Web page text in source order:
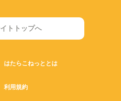
トトップへ
はたらこねっととは
利用規約